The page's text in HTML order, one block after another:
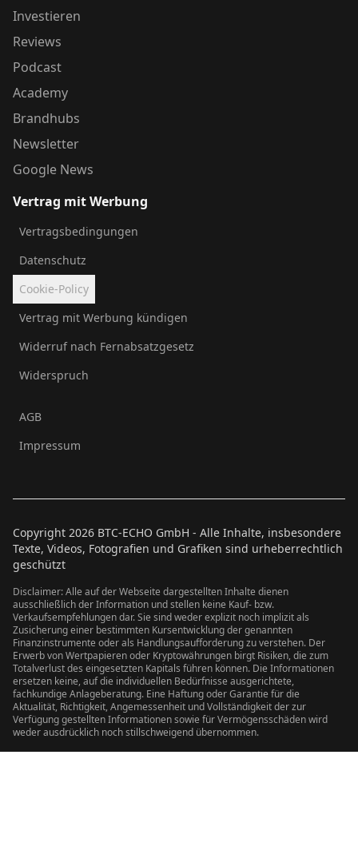
Investieren
Reviews
Podcast
Academy
Brandhubs
Newsletter
Google News
Vertrag mit Werbung
Vertragsbedingungen
Datenschutz
Cookie-Policy
Vertrag mit Werbung kündigen
Widerruf nach Fernabsatzgesetz
Widerspruch
AGB
Impressum
Copyright 2026 BTC-ECHO GmbH - Alle Inhalte, insbesondere
Texte, Videos, Fotografien und Grafiken sind urheberrechtlich
geschützt
Disclaimer: Alle auf der Webseite dargestellten Inhalte dienen
ausschließlich der Information und stellen keine Kauf- bzw.
Verkaufsempfehlungen dar. Sie sind weder explizit noch implizit als
Zusicherung einer bestimmten Kursentwicklung der genannten
Finanzinstrumente oder als Handlungsaufforderung zu verstehen. Der
Erwerb von Wertpapieren oder Kryptowährungen birgt Risiken, die zum
Totalverlust des eingesetzten Kapitals führen können. Die Informationen
ersetzen keine, auf die individuellen Bedürfnisse ausgerichtete,
fachkundige Anlageberatung. Eine Haftung oder Garantie für die
Aktualität, Richtigkeit, Angemessenheit und Vollständigkeit der zur
Verfügung gestellten Informationen sowie für Vermögensschäden wird
weder ausdrücklich noch stillschweigend übernommen.